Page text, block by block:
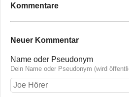
Kommentare
Neuer Kommentar
Name oder Pseudonym
Dein Name oder Pseudonym (wird